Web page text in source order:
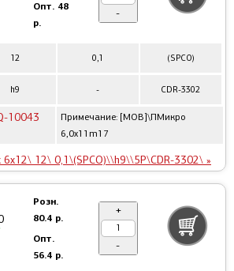
12 0,1 (SPCO)
h9 - CDR-3302
10043
Примечание: [MOB]\ПМикро
6,0x11m17
12\ 0,1\(SPCO)\\h9\\5P\CDR-3302\ »
Опт. 48
р.
-
Розн.
80.4 р.
Опт.
56.4 р.
+
-